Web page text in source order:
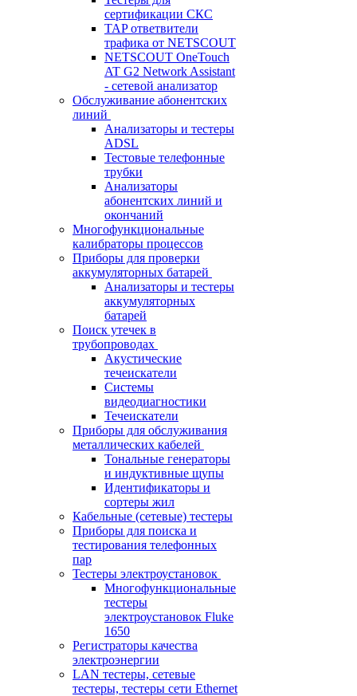
сертификации СКС
TAP ответвители
трафика от NETSCOUT
NETSCOUT OneTouch
AT G2 Network Assistant
- сетевой анализатор
Обслуживание абонентских
линий
Анализаторы и тестеры
ADSL
Тестовые телефонные
трубки
Анализаторы
абонентских линий и
окончаний
Многофункциональные
калибраторы процессов
Приборы для проверки
аккумуляторных батарей
Анализаторы и тестеры
аккумуляторных
батарей
Поиск утечек в
трубопроводах
Акустические
течеискатели
Системы
видеодиагностики
Течеискатели
Приборы для обслуживания
металлических кабелей
Тональные генераторы
и индуктивные щупы
Идентификаторы и
сортеры жил
Кабельные (сетевые) тестеры
Приборы для поиска и
тестирования телефонных
пар
Тестеры электроустановок
Многофункциональные
тестеры
электроустановок Fluke
1650
Регистраторы качества
электроэнергии
LAN тестеры, сетевые
тестеры, тестеры сети Ethernet